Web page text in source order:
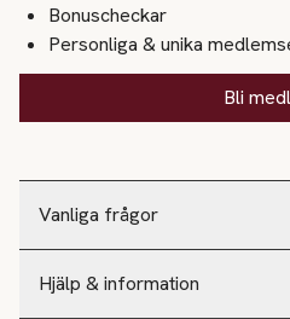
Vanliga frågor
Hjälp & information
Bonuscheckar
Personliga & unika
Bli